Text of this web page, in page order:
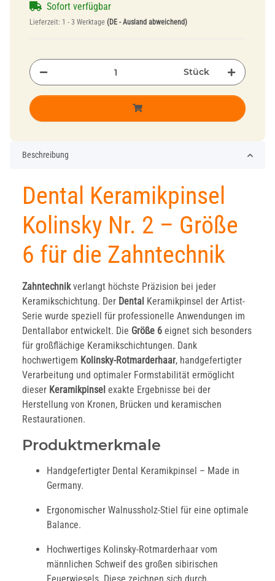
Sofort verfügbar
Lieferzeit: 1 - 3 Werktage (DE - Ausland abweichend)
Stück
Beschreibung
Dental Keramikpinsel
Kolinsky Nr. 2 – Größe
6 für die Zahntechnik
Zahntechnikverlangt höchste Präzision bei jeder
Keramikschichtung. Der Dental Keramikpinsel der Artist-
Serie wurde speziell für professionelle Anwendungen im
Dentallabor entwickelt. Die Größe 6 eignet sich besonders
für großflächige Keramikschichtungen. Dank
hochwertigem Kolinsky-Rotmarderhaar, handgefertigter
Verarbeitung und optimaler Formstabilität ermöglicht
dieser Keramikpinsel exakte Ergebnisse bei der
Herstellung von Kronen, Brücken und keramischen
Restaurationen.
Produktmerkmale
Handgefertigter Dental Keramikpinsel – Made in
Germany.
Ergonomischer Walnussholz-Stiel für eine optimale
Balance.
Hochwertiges Kolinsky-Rotmarderhaar vom
männlichen Schweif des großen sibirischen